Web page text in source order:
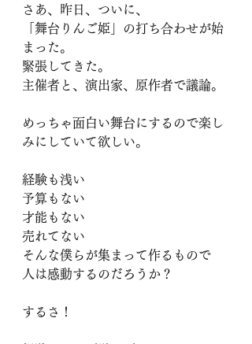
さあ、昨日、ついに、
「舞台りんご姫」の打ち合わせが始
まった。
緊張してきた。
主催者と、演出家、原作者で議論。
めっちゃ面白い舞台にするので楽し
みにしていて欲しい。
経験も浅い
予算もない
才能もない
売れてない
そんな僕らが集まって作るもので
人は感動するのだろうか？
するさ！